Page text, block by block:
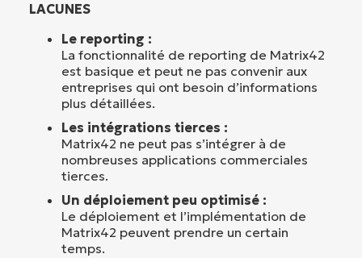
LACUNES
Le reporting :
La fonctionnalité de reporting de Matrix42
est basique et peut ne pas convenir aux
entreprises qui ont besoin d’informations
plus détaillées.
Les intégrations tierces :
Matrix42 ne peut pas s’intégrer à de
nombreuses applications commerciales
tierces.
Un déploiement peu optimisé :
Le déploiement et l’implémentation de
Matrix42 peuvent prendre un certain
temps.